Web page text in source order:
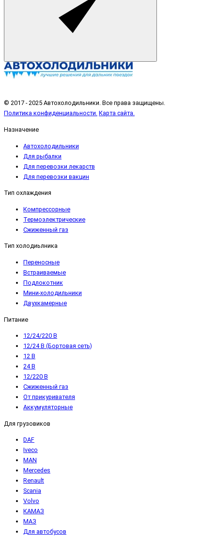
© 2017 - 2025 Автохолодильники. Все права защищены.
Политика конфиденциальности. Карта сайта.
Назначение
Автохолодильники
Для рыбалки
Для перевозки лекарств
Для перевозки вакцин
Тип охлаждения
Компрессорные
Термоэлектрические
Сжиженный газ
Тип холодиьлника
Переносные
Встраиваемые
Подлокотник
Мини-холодильники
Двухкамерные
Питание
12/24/220 В
12/24 В (Бортовая сеть)
12 В
24 В
12/220 В
Сжиженный газ
От прикуривателя
Аккумуляторные
Для грузовиков
DAF
Iveco
MAN
Mercedes
Renault
Scania
Volvo
КАМАЗ
МАЗ
Для автобусов